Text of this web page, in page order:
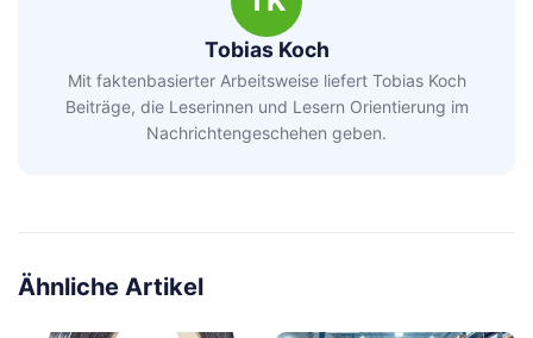
Tobias Koch
Mit faktenbasierter Arbeitsweise liefert Tobias Koch
Beiträge, die Leserinnen und Lesern Orientierung im
Nachrichtengeschehen geben.
Ähnliche Artikel